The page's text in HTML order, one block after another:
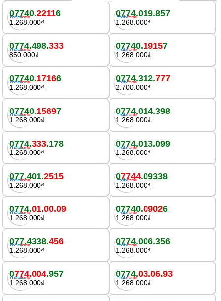
07740.22116
1.268.000₫
0774.019.857
1.268.000₫
0774.498.333
850.000₫
07740.19157
1.268.000₫
07740.17166
1.268.000₫
0774.312.777
2.700.000₫
07740.15697
1.268.000₫
0774.014.398
1.268.000₫
0774.333.178
1.268.000₫
0774.013.099
1.268.000₫
077.401.2515
1.268.000₫
07744.09338
1.268.000₫
0774.01.00.09
1.268.000₫
07740.09026
1.268.000₫
077.4338.456
1.268.000₫
0774.006.356
1.268.000₫
0774.004.957
1.268.000₫
0774.03.06.93
1.268.000₫